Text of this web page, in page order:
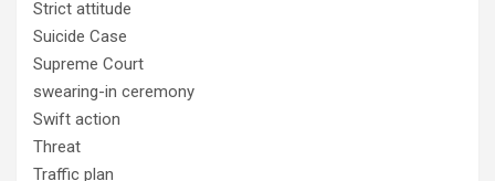
Strict attitude
Suicide Case
Supreme Court
swearing-in ceremony
Swift action
Threat
Traffic plan